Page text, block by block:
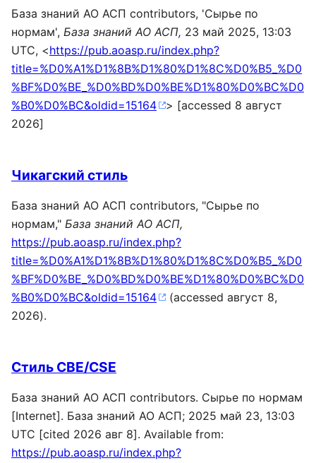
База знаний АО АСП contributors, 'Сырье по
нормам', База знаний АО АСП, 23 май 2025, 13:03
UTC, <https://pub.aoasp.ru/index.php?
title=%D0%A1%D1%8B%D1%80%D1%8C%D0%B5_%D0
%BF%D0%BE_%D0%BD%D0%BE%D1%80%D0%BC%D0
%B0%D0%BC&oldid=15164
> [accessed 8 август
2026]
Чикагский стиль
База знаний АО АСП contributors, "Сырье по
нормам," База знаний АО АСП,
https://pub.aoasp.ru/index.php?
title=%D0%A1%D1%8B%D1%80%D1%8C%D0%B5_%D0
%BF%D0%BE_%D0%BD%D0%BE%D1%80%D0%BC%D0
%B0%D0%BC&oldid=15164
(accessed август 8,
2026).
Стиль CBE/CSE
База знаний АО АСП contributors. Сырье по нормам
[Internet]. База знаний АО АСП; 2025 май 23, 13:03
UTC [cited 2026 авг 8]. Available from:
https://pub.aoasp.ru/index.php?